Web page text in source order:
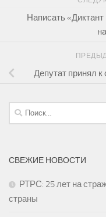
Написать
Депутат принял
Найти:
СВЕЖИЕ НОВОСТИ
РТРС: 25 лет на
страны